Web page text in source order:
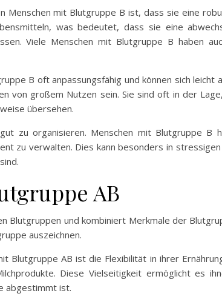
Menschen mit Blutgruppe B ist, dass sie eine
was bedeutet, dass sie eine
Viele Menschen mit Blutgruppe B haben
B oft anpassungsfähig und können sich leicht
von großem Nutzen sein. Sie sind oft in der
übersehen.
zu organisieren. Menschen mit Blutgruppe B
zu verwalten. Dies kann besonders in
AB
Blutgruppen und kombiniert Merkmale der
auszeichnen.
Blutgruppe AB ist die Flexibilität in ihrer
Diese Vielseitigkeit ermöglicht es
abgestimmt ist.